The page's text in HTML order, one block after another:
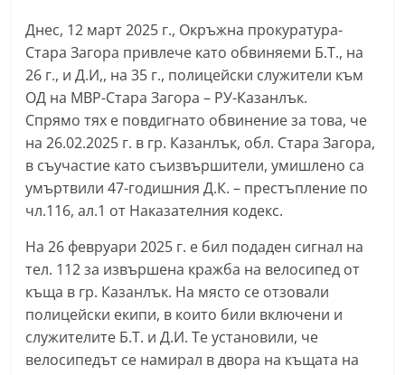
р
а
З
г
о
р
а
k
a
z
a
n
Днес, 12 март 2025 г., Окръжна прокуратура-
Стара Загора привлече като обвиняеми Б.Т., на
26 г., и Д.И,, на 35 г., полицейски служители към
ОД на МВР-Стара Загора – РУ-Казанлък.
Спрямо тях е повдигнато обвинение за това, че
на 26.02.2025 г. в гр. Казанлък, обл. Стара Загора,
в съучастие като съизвършители, умишлено са
умъртвили 47-годишния Д.К. – престъпление по
чл.116, ал.1 от Наказателния кодекс.
На 26 февруари 2025 г. е бил подаден сигнал на
тел. 112 за извършена кражба на велосипед от
къща в гр. Казанлък. На място се отзовали
полицейски екипи, в които били включени и
служителите Б.Т. и Д.И. Те установили, че
велосипедът се намирал в двора на къщата на